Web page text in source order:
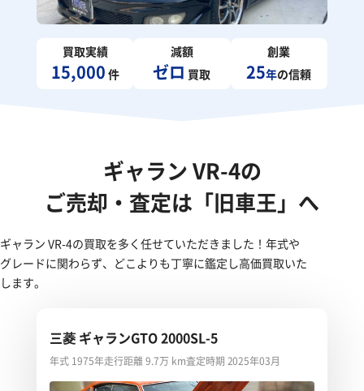
買取実績
15,000 件
減額
ゼロ 買取
創業
25年の信頼
ギャラン VR-4の
ご売却・査定は「旧車王」へ
ギャラン VR-4の買取を多く任せていただきました！年式や
グレードに関わらず、どこよりも丁寧に鑑定し高価買取いた
します。
三菱 ギャランGTO 2000SL-5
年式 1975年走行距離 9.7万 km査定時期 2025年03月